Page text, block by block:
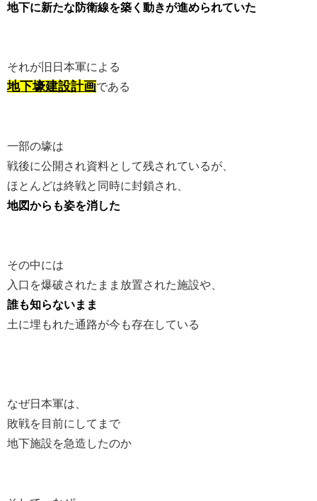
地下に新たな防衛線を築く動きが進められていた
それが旧日本軍による
地下壕建設計画である
一部の壕は
戦後に公開され資料として残されているが、
ほとんどは終戦と同時に封鎖され、
地図からも姿を消した
その中には
入口を爆破されたまま放置された施設や、
誰も知らないまま
土に埋もれた通路が今も存在している
なぜ日本軍は、
敗戦を目前にしてまで
地下施設を急造したのか